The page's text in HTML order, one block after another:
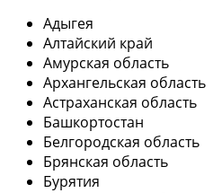
Адыгея
Алтайский край
Амурская область
Архангельская область
Астраханская область
Башкортостан
Белгородская область
Брянская область
Бурятия